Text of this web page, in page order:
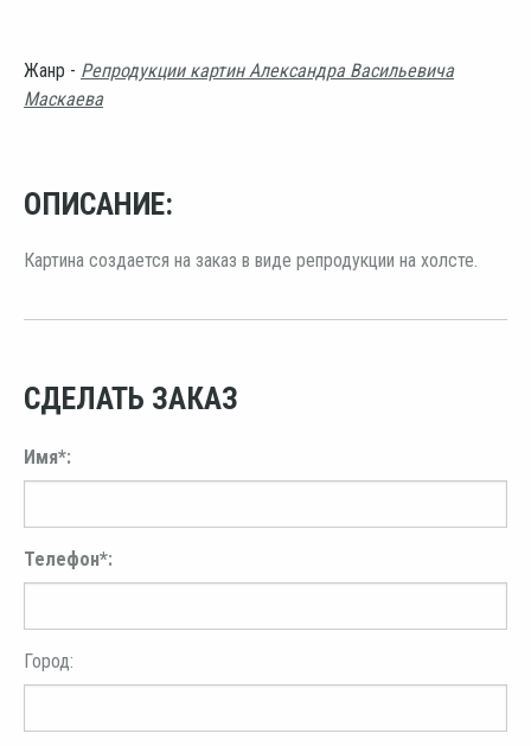
Жанр - Репродукции картин Александра Васильевича
Маскаева
ОПИСАНИЕ:
Картина создается на заказ в виде репродукции на холсте.
СДЕЛАТЬ ЗАКАЗ
Имя*:
Телефон*:
Город: